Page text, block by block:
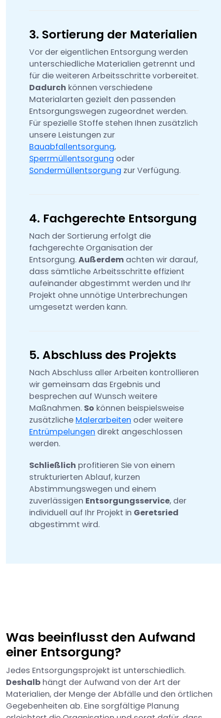
3. Sortierung der Materialien
Vor der eigentlichen Entsorgung werden
unterschiedliche Materialien getrennt und
für die weiteren Arbeitsschritte vorbereitet.
Dadurch können verschiedene
Materialarten gezielt den passenden
Entsorgungswegen zugeordnet werden.
Für spezielle Stoffe stehen Ihnen zusätzlich
unsere Leistungen zur
Bauabfallentsorgung,
Sperrmüllentsorgung oder
Sondermüllentsorgung zur Verfügung.
4. Fachgerechte Entsorgung
Nach der Sortierung erfolgt die
fachgerechte Organisation der
Entsorgung.Außerdem achten wir darauf,
dass sämtliche Arbeitsschritte effizient
aufeinander abgestimmt werden und Ihr
Projekt ohne unnötige Unterbrechungen
umgesetzt werden kann.
5. Abschluss des Projekts
Nach Abschluss aller Arbeiten kontrollieren
wir gemeinsam das Ergebnis und
besprechen auf Wunsch weitere
Maßnahmen. So können beispielsweise
zusätzliche Malerarbeiten oder weitere
Entrümpelungen direkt angeschlossen
werden.
Schließlich profitieren Sie von einem
strukturierten Ablauf, kurzen
Abstimmungswegen und einem
zuverlässigen Entsorgungsservice, der
individuell auf Ihr Projekt in Geretsried
abgestimmt wird.
Was beeinflusst den Aufwand
einer Entsorgung?
Jedes Entsorgungsprojekt ist unterschiedlich.
Deshalb hängt der Aufwand von der Art der
Materialien, der Menge der Abfälle und den örtlichen
Gegebenheiten ab. Eine sorgfältige Planung